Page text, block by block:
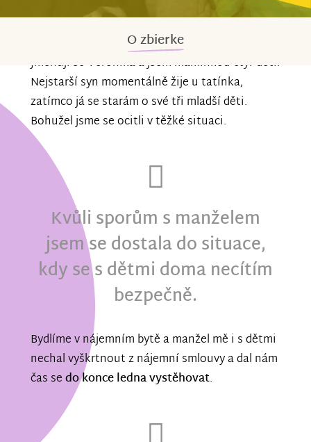
O zbierke
Jmenuji se Veronika a jsem maminkou čtyř dětí.
Nejstarší syn momentálně žije u tatínka,
zatímco já se starám o své tři mladší děti.
Bohužel jsme se ocitli v těžké situaci.
Kvůli sporům s manželem
jsem se dostala do situace,
kdy se s dětmi doma necítím
bezpečně.
Bydlíme v nájemním bytě a manžel mě i s dětmi
nechal vyškrtnout z nájemní smlouvy a dal nám
čas sedo konce ledna vystěhovat.